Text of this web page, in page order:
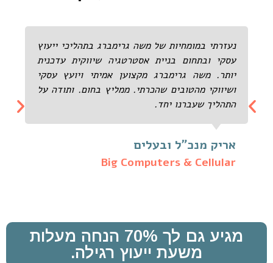
נעזרתי במומחיות של משה גרימברג בתהליכי ייעוץ
עסקי ובתחום בניית אסטרטגיה שיווקית עדכנית
יותר. משה גרימברג מקצוען אמיתי ויועץ עסקי
ושיווקי מהטובים שהכרתי. ממליץ בחום. ותודה על
התהליך שעברנו יחד.
אריק מנכ"ל ובעלים
Big Computers & Cellular
מגיע גם לך 70% הנחה מעלות
משעת ייעוץ רגילה.